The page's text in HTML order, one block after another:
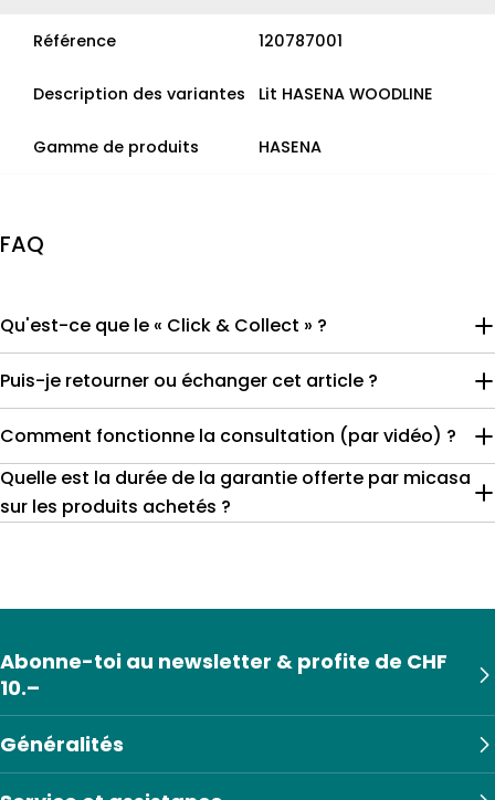
Référence 120787001
Description des variantes Lit HASENA WOODLINE
Gamme de produits HASENA
FAQ
Qu'est-ce que le « Click & Collect » ?
Puis-je retourner ou échanger cet article ?
Comment fonctionne la consultation (par vidéo) ?
Quelle est la durée de la garantie offerte par micasa
sur les produits achetés ?
Généralités
Abonne-toi au newsletter & profite de CHF
10.–